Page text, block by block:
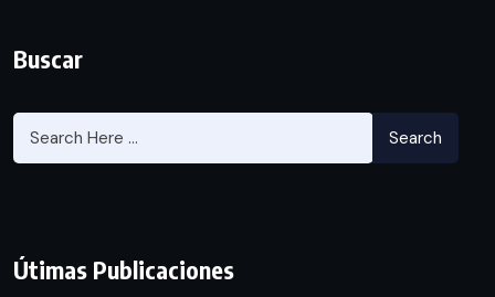
Buscar
Search
Útimas Publicaciones